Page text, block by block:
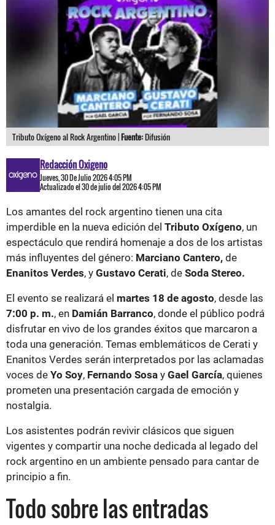
Tributo Oxígeno al Rock Argentino |Fuente:Difusión
Redacción Oxigeno
Jueves, 30 De Julio 2026 4:05 PM
Actualizado el 30 de julio del 2026 4:05 PM
Los amantes del rock argentino tienen una cita
imperdible en la nueva edición del Tributo Oxígeno, un
espectáculo que rendirá homenaje a dos de los artistas
más influyentes del género: Marciano Cantero, de
Enanitos Verdes, y Gustavo Cerati, de Soda Stereo.
El evento se realizará el martes 18 de agosto, desde las
7:00 p. m., en Damián Barranco, donde el público podrá
disfrutar en vivo de los grandes éxitos que marcaron a
toda una generación. Temas emblemáticos de Cerati y
Enanitos Verdes serán interpretados por las aclamadas
voces de Yo Soy, Fernando Sosa y Gael García, quienes
prometen una presentación cargada de emoción y
nostalgia.
Los asistentes podrán revivir clásicos que siguen
vigentes y compartir una noche dedicada al legado del
rock argentino en un ambiente pensado para cantar de
principio a fin.
Todo sobre las entradas